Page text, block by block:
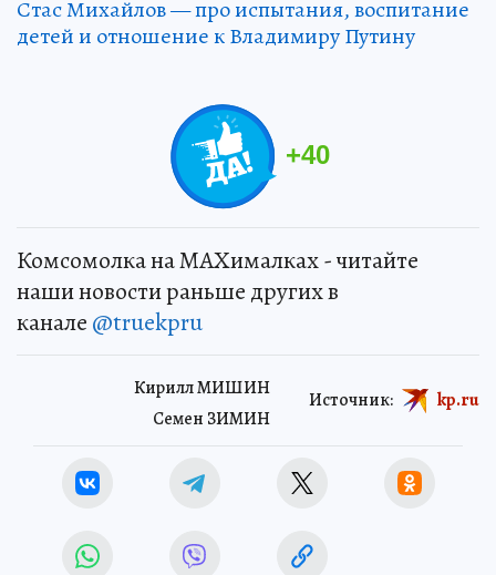
Стас Михайлов — про испытания, воспитание
детей и отношение к Владимиру Путину
+40
Комсомолка на MAXималках - читайте
наши новости раньше других в
канале @truekpru
Кирилл МИШИН
Семен ЗИМИН
Источник: kp.ru